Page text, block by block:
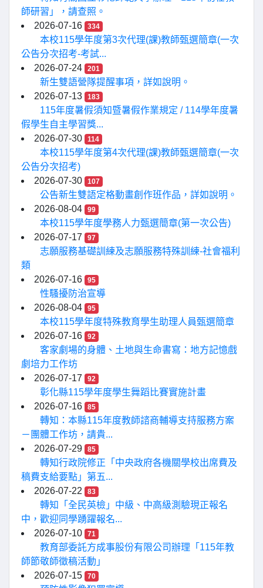
師研習」，請查照。
2026-07-16
334
本校115學年度第3次代理(課)教師甄選簡章(一次
公告分次招考-考試...
2026-07-24
201
新生雙語營隊提醒事項，詳如說明。
2026-07-13
183
115年度暑假須知暨暑假作業規定 / 114學年度暑
假學生自主學習獎...
2026-07-30
114
本校115學年度第4次代理(課)教師甄選簡章(一次
公告分次招考)
2026-07-30
107
公告新生雙語定格動畫創作班作品，詳如說明。
2026-08-04
99
本校115學年度學務人力甄選簡章(第一次公告)
2026-07-17
97
志願服務基礎訓練及志願服務特殊訓練-社會福利
類
2026-07-16
95
性騷擾防治宣導
2026-08-04
95
本校115學年度特殊教育學生助理人員甄選簡章
2026-07-16
92
客家劇場的身體、土地與生命書寫：地方記憶戲
劇培力工作坊
2026-07-17
92
彰化縣115學年度學生舞蹈比賽實施計畫
2026-07-16
85
轉知：本縣115年度教師諮商輔導支持服務方案
－團體工作坊，請貴...
2026-07-29
85
轉知行政院修正「中央政府各機關學校出席費及
稿費支給要點」第五...
2026-07-22
83
轉知「全民英檢」中級、中高級測驗現正報名
中，歡迎同學踴躍報名...
2026-07-10
71
教育部委託方成事股份有限公司辦理「115年教
師節敬師徵稿活動」
2026-07-15
70